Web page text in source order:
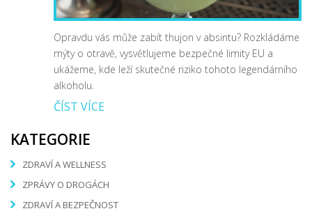
Opravdu vás může zabít thujon v absintu? Rozkládáme
mýty o otravě, vysvětlujeme bezpečné limity EU a
ukážeme, kde leží skutečné riziko tohoto legendárního
alkoholu.
ČÍST VÍCE
KATEGORIE
ZDRAVÍ A WELLNESS
ZPRÁVY O DROGÁCH
ZDRAVÍ A BEZPEČNOST